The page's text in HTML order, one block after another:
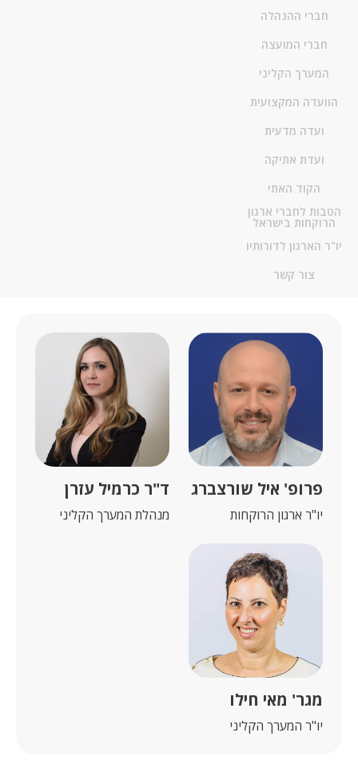
חברי ההנהלה
חברי המועצה
המערך הקליני
הוועדה המקצועית
ועדה מדעית
ועדת אתיקה
הקוד האתי
הטבות לחברי ארגון
הרוקחות בישראל
יו"ר הארגון לדורותיו
צור קשר
פרופ' איל שורצברג
יו"ר ארגון הרוקחות
ד"ר כרמיל עזרן
מנהלת המערך הקליני
מגר' מאי חילו
יו"ר המערך הקליני